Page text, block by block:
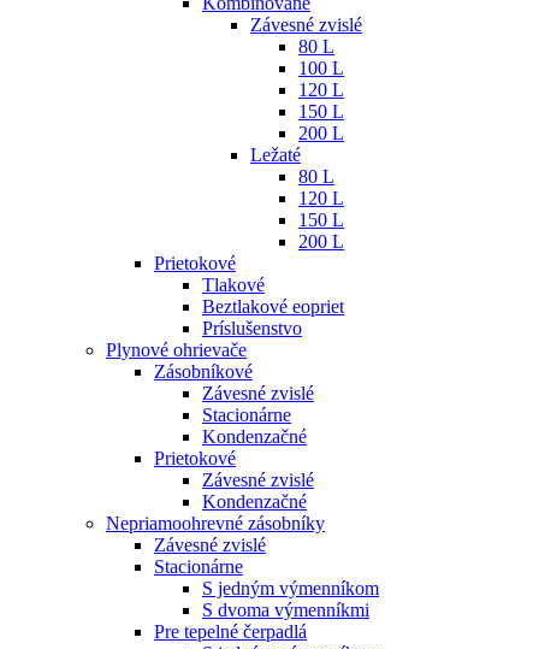
Závesné zvislé
80 L
100 L
120 L
150 L
200 L
Ležaté
80 L
120 L
150 L
200 L
Prietokové
Tlakové
Beztlakové eopriet
Príslušenstvo
Plynové ohrievače
Zásobníkové
Závesné zvislé
Stacionárne
Kondenzačné
Prietokové
Závesné zvislé
Kondenzačné
Nepriamoohrevné zásobníky
Závesné zvislé
Stacionárne
S jedným výmenníkom
S dvoma výmenníkmi
Pre tepelné čerpadlá